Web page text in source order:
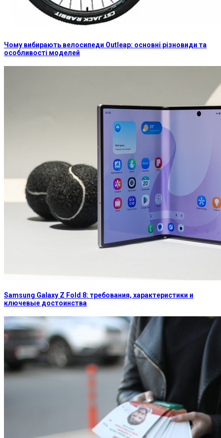
Чому вибирають велосипеди Outleap: основні різновиди та
особливості моделей
Samsung Galaxy Z Fold 8: требования, характеристики и
ключевые достоинства